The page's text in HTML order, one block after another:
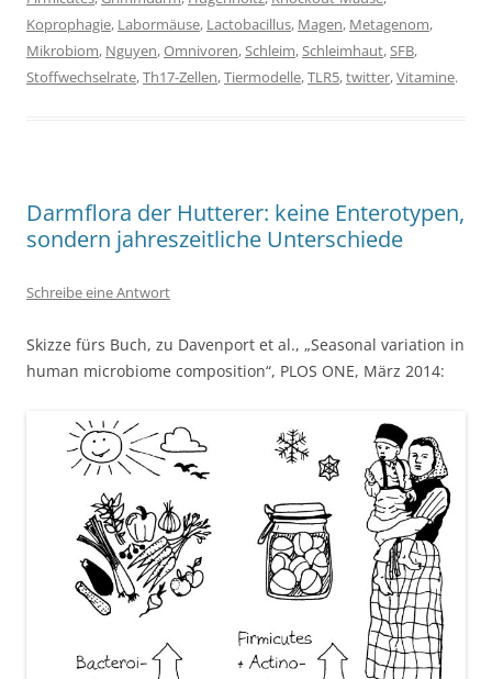
Koprophagie, Labormäuse, Lactobacillus, Magen, Metagenom,
Mikrobiom, Nguyen,Omnivoren,Schleim,Schleimhaut,SFB,
Stoffwechselrate,Th17-Zellen,Tiermodelle,TLR5,twitter,Vitamine.
Darmflora der Hutterer: keine Enterotypen,
sondern jahreszeitliche Unterschiede
Schreibe eine Antwort
Skizze fürs Buch, zu Davenport et al., „Seasonal variation in
human microbiome composition“, PLOS ONE, März 2014: